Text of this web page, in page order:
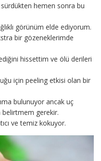
hemen sonra bu
görünüm elde ediyorum.
bir gözeneklerimde
hissettim ve ölü derileri
için peeling etkisi olan bir
bulunuyor ancak uç
gerekir.
ve temiz kokuyor.